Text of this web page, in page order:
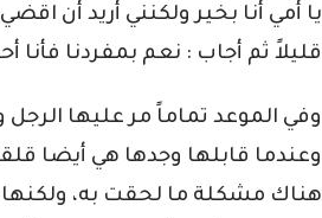
يا أمي أنا بخير ولكنني أريد أن
قليلاً ثم أجاب : نعم بمفردنا فأنا
وفي الموعد تماماً مر عليها
وعندما قابلها وجدها هي أيضا
هناك مشكلة ما لحقت به،